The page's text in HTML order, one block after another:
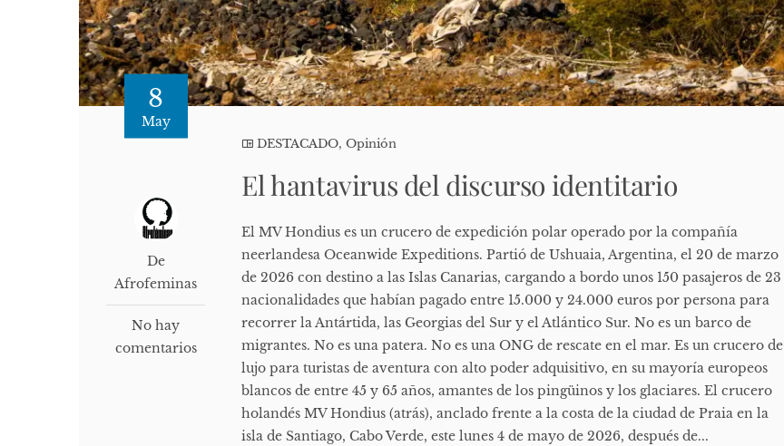
8
May
De
Afrofeminas
No hay
comentarios
DESTACADO,Opinión
El hantavirus del discurso identitario
El MV Hondius es un crucero de expedición polar operado por la compañía
neerlandesa Oceanwide Expeditions. Partió de Ushuaia, Argentina, el 20 de marzo
de 2026 con destino a las Islas Canarias, cargando a bordo unos 150 pasajeros de 23
nacionalidades que habían pagado entre 15.000 y 24.000 euros por persona para
recorrer la Antártida, las Georgias del Sur y el Atlántico Sur. No es un barco de
migrantes. No es una patera. No es una ONG de rescate en el mar. Es un crucero de
lujo para turistas de aventura con alto poder adquisitivo, en su mayoría europeos
blancos de entre 45 y 65 años, amantes de los pingüinos y los glaciares. El crucero
holandés MV Hondius (atrás), anclado frente a la costa de la ciudad de Praia en la
isla de Santiago, Cabo Verde, este lunes 4 de mayo de 2026, después de...